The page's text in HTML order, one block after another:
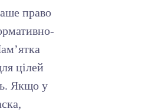
право
цілей
Якщо у